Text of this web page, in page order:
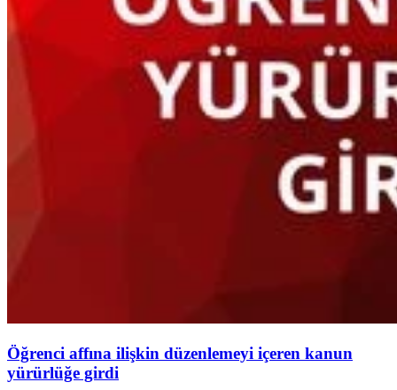
Öğrenci affına ilişkin düzenlemeyi içeren kanun
yürürlüğe girdi